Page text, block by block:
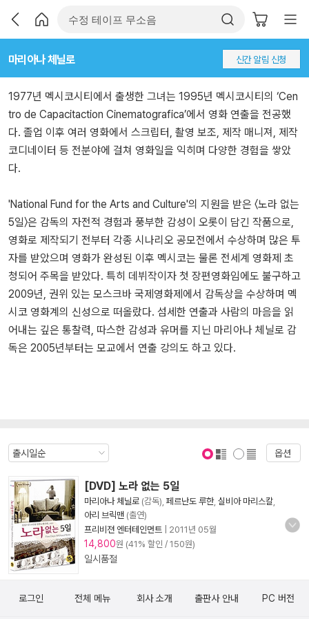
마리아나 체닐로 신간 알림 신청
1977년 멕시코시티에서 출생한 그녀는 1995년 멕시코시티의 ‘Cen
tro de Capacitaction Cinematografica’에서 영화 연출을 전공했
다. 졸업 이후 여러 영화에서 스크립터, 촬영 보조, 제작 매니져, 제작
코디네이터 등 전분야에 걸쳐 영화일을 익히며 다양한 경험을 쌓았
다.
'National Fund for the Arts and Culture'의 지원을 받은 〈노라 없는
5일〉은 감독의 자전적 경험과 풍부한 감성이 오롯이 담긴 작품으로,
영화로 제작되기 전부터 각종 시나리오 공모전에서 수상하며 많은 투
자를 받았으며 영화가 완성된 이후 멕시코는 물론 전세계 영화제 초
청되어 주목을 받았다. 특히 데뷔작이자 첫 장편영화임에도 불구하고
2009년, 권위 있는 모스크바 국제영화제에서 감독상을 수상하며 멕
시코 영화계의 신성으로 떠올랐다. 섬세한 연출과 사람의 마음을 읽
어내는 깊은 통찰력, 따스한 감성과 유머를 지닌 마리아나 체닐로 감
독은 2005년부터는 모교에서 연출 강의도 하고 있다.
옵션
[DVD] 노라 없는 5일
마리아나 체닐로 (감독), 페르난도 루한, 실비아 마리스칼
아리 브릭맨 (출연)
프리비젼 엔터테인먼트
2011년 05월
14,800원 (41% 할인 / 150원)
일시품절
로그인 전체 메뉴 회사 소개 출판사 안내 PC 버전